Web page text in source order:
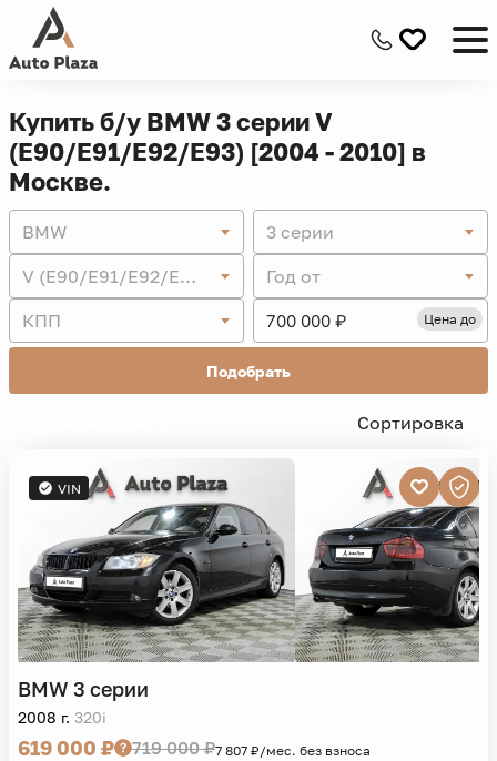
Купить б/у BMW 3 серии V
(E90/E91/E92/E93) [2004 - 2010] в
Москве.
BMW
3 серии
V (E90/E91/E92/E93) [2004 - 2010]
Год от
КПП
Цена до
Подобрать
Сортировка
VIN
BMW 3 серии
2008 г. 320i
619 000 ₽ 719 000 ₽7 807 ₽/мес. без взноса